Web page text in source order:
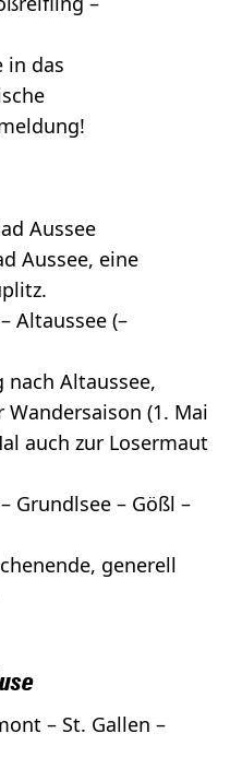
in das
Aussee
Aussee, eine
Altaussee (–
nach Altaussee,
(1. Mai
auch zur Losermaut
Grundlsee – Gößl –
generell
– St. Gallen –